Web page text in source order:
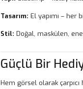
Tasarım: El yapımı – her
Stil: Doğal, maskülen,
Güçlü Bir
Hem görsel olarak